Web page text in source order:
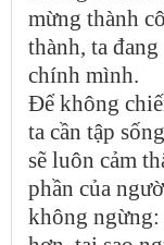
mừng thành
thành, ta
chính mình.
Để không
ta cần tập
sẽ luôn cảm
phần của
không ngừng: